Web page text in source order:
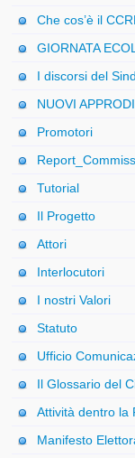
Che cos’è il
GIORNATA
I discorsi del
NUOVI APPRODI
Promotori
Tutorial
Il Progetto
Attori
Interlocutori
I nostri Valori
Statuto
Ufficio
Il Glossario del
Attività dentro la
Manifesto